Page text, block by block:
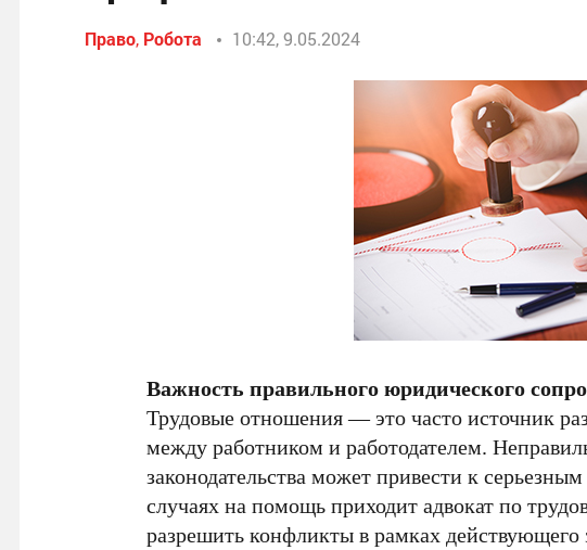
Право, Робота 10:42, 9.05.2024
Важность правильного юридического
Трудовые отношения — это часто источник
между работником и работодателем.
законодательства может привести к
случаях на помощь приходит адвокат по
разрешить конфликты в рамках действующего